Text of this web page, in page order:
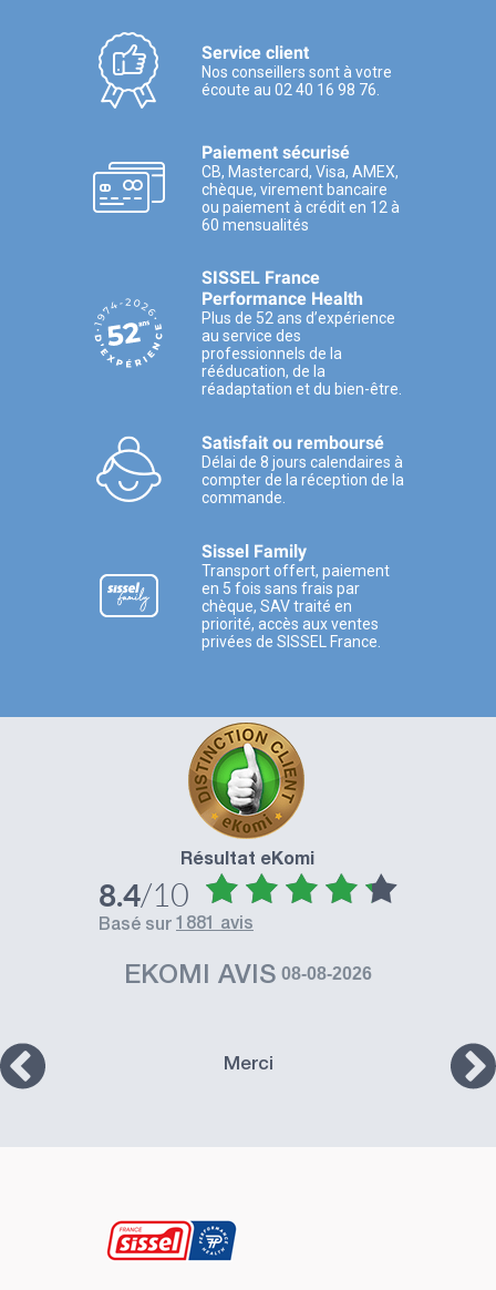
Service client
Nos conseillers sont à votre
écoute au 02 40 16 98 76.
Paiement sécurisé
CB, Mastercard, Visa, AMEX,
chèque, virement bancaire
ou paiement à crédit en 12 à
60 mensualités
SISSEL France
Performance Health
Plus de 52 ans d’expérience
au service des
professionnels de la
rééducation, de la
réadaptation et du bien-être.
Satisfait ou remboursé
Délai de 8 jours calendaires à
compter de la réception de la
commande.
Sissel Family
Transport offert, paiement
en 5 fois sans frais par
chèque, SAV traité en
priorité, accès aux ventes
privées de SISSEL France.
Résultat eKomi
8.4/10
basé sur 1881 avis
EKOMI AVIS 08-08-2026
Merci